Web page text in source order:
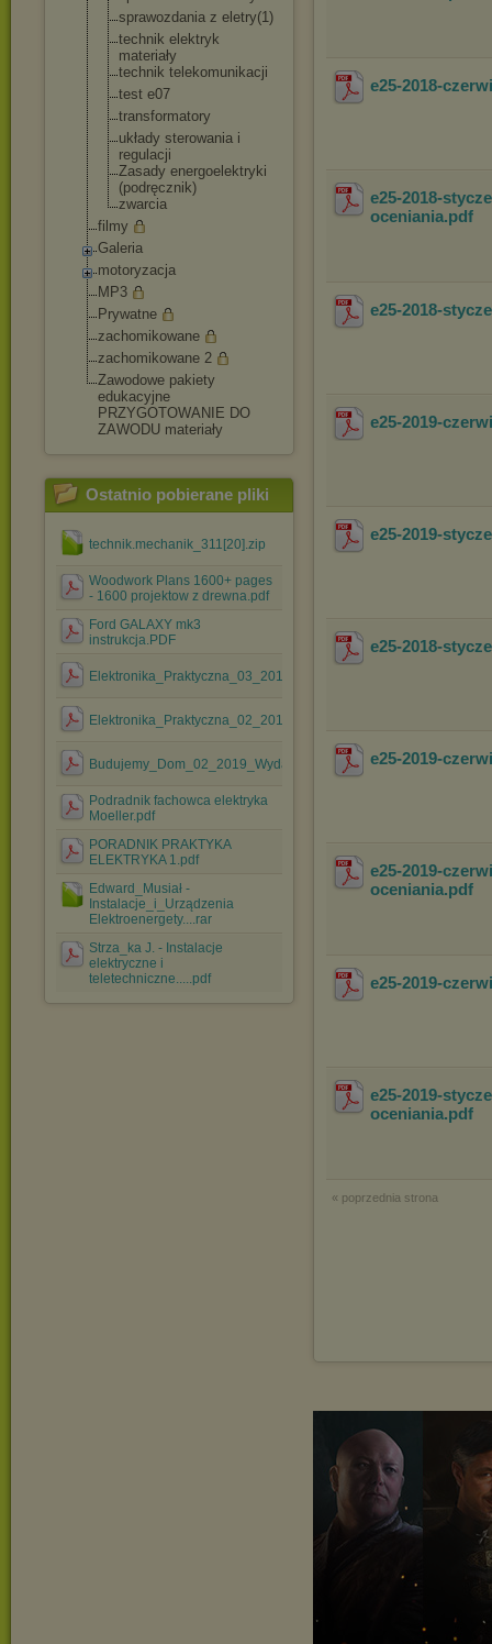
sprawozdania z eletry(1)
technik elektryk
materiały
technik telekomunikacji
test e07
transformatory
układy sterowania i
regulacji
Zasady energoelektryki
(podręcznik)
zwarcia
filmy
Galeria
motoryzacja
MP3
Prywatne
zachomikowane
zachomikowane 2
Zawodowe pakiety
edukacyjne
PRZYGOTOWANIE DO
ZAWODU materiały
Ostatnio pobierane pliki
technik.mechanik_311[20].zip
Woodwork Plans 1600+ pages
- 1600 projektow z drewna.pdf
Ford GALAXY mk3
instrukcja.PDF
Elektronika_Praktyczna_03_2018.pdf
Elektronika_Praktyczna_02_2018.pdf
Budujemy_Dom_02_2019_Wydanie_Specjalne.pdf
Podradnik fachowca elektryka
Moeller.pdf
PORADNIK PRAKTYKA
ELEKTRYKA 1.pdf
Edward_Musiał -
Instalacje_i_Urządzenia
Elektroenergety....rar
Strza_ka J. - Instalacje
elektryczne i
teletechniczne.....pdf
e25-2018-
e25-2018-
oceniania.pdf
e25-2018-
e25-2019-
e25-2019-
e25-2018-
e25-2019-
e25-2019-
oceniania.pdf
e25-2019-
e25-2019-
oceniania.pdf
« poprzednia strona